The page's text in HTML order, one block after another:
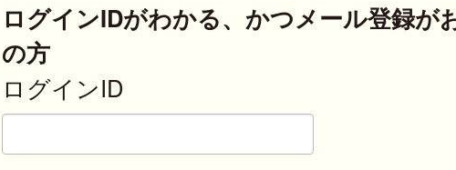
ログインIDがわかる、かつメール登録が
の方
ログインID